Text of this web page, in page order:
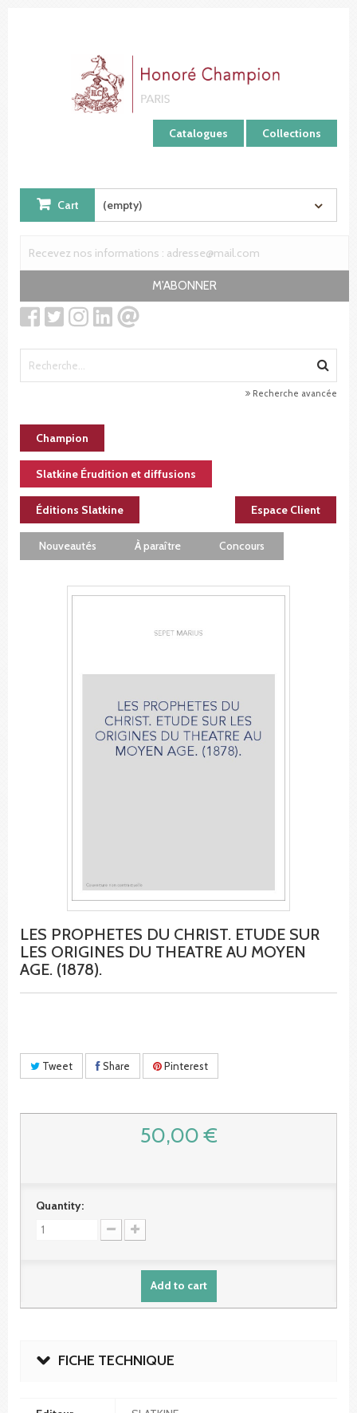
Catalogues Collections
Cart (empty)
M'ABONNER
Recherche avancée
Champion
Slatkine Érudition et diffusions
Éditions Slatkine Espace Client
Nouveautés À paraître Concours
LES PROPHETES DU CHRIST. ETUDE SUR
LES ORIGINES DU THEATRE AU MOYEN
AGE. (1878).
Tweet Share Pinterest
50,00 €
Quantity:
Add to cart
FICHE TECHNIQUE